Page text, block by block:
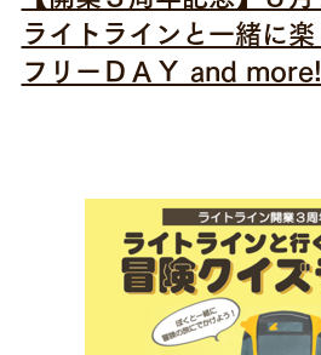
ライトラインと一緒に
フリーＤＡＹ and